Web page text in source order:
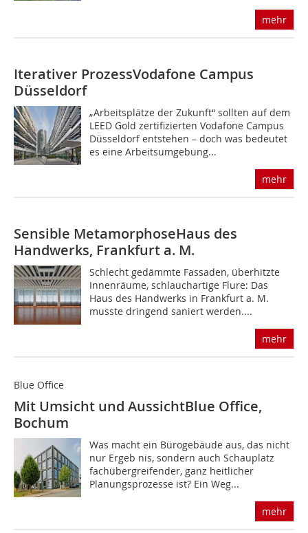
mehr
Iterativer ProzessVodafone Campus
Düsseldorf
„Arbeitsplätze der Zukunft“ sollten auf dem
LEED Gold zertifizierten Vodafone Campus
Düsseldorf entstehen – doch was bedeutet
es eine Arbeitsumgebung...
mehr
Sensible MetamorphoseHaus des
Handwerks, Frankfurt a. M.
Schlecht gedämmte Fassaden, überhitzte
Innenräume, schlauchartige Flure: Das
Haus des Handwerks in Frankfurt a. M.
musste dringend saniert werden....
mehr
Blue Office
Mit Umsicht und AussichtBlue Office,
Bochum
Was macht ein Bürogebäude aus, das nicht
nur Ergeb­ nis, sondern auch Schauplatz
fachübergreifender, ganz­ heitlicher
Planungsprozesse ist? Ein Weg...
mehr